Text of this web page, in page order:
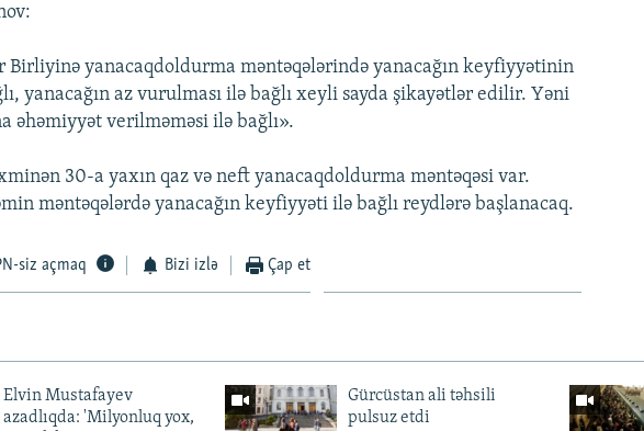
Birliyinə yanacaqdoldurma məntəqələrində yanacağın keyfiyyətinin
yanacağın az vurulması ilə bağlı xeyli sayda şikayətlər edilir. Yəni
əhəmiyyət verilməməsi ilə bağlı».
30-a yaxın qaz və neft yanacaqdoldurma məntəqəsi var.
məntəqələrdə yanacağın keyfiyyəti ilə bağlı reydlərə başlanacaq.
siz açmaq Bizi izlə Çap et
Elvin Mustafayev
azadlıqda: 'Milyonluq yox,
Gürcüstan ali təhsili
pulsuz etdi